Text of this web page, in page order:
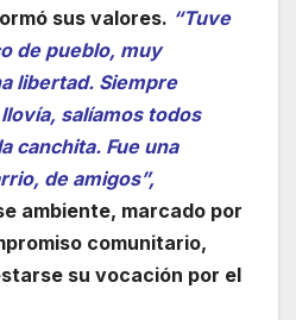
sus valores. “Tuve
de pueblo, muy
libertad. Siempre
salíamos todos
canchita. Fue una
de amigos”,
ambiente, marcado por
comunitario,
su vocación por el